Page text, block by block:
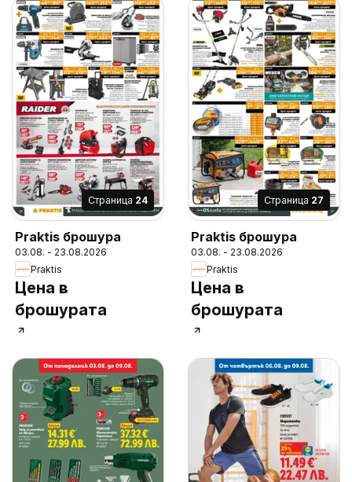
Cтраница 24
Praktis брошура
03.08. - 23.08.2026
Praktis
Цена в
брошурата
Cтраница 27
Praktis брошура
03.08. - 23.08.2026
Praktis
Цена в
брошурата